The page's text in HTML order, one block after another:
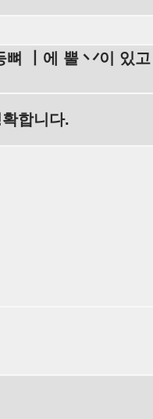
丨에 뿔 丷이 있고
합니다.